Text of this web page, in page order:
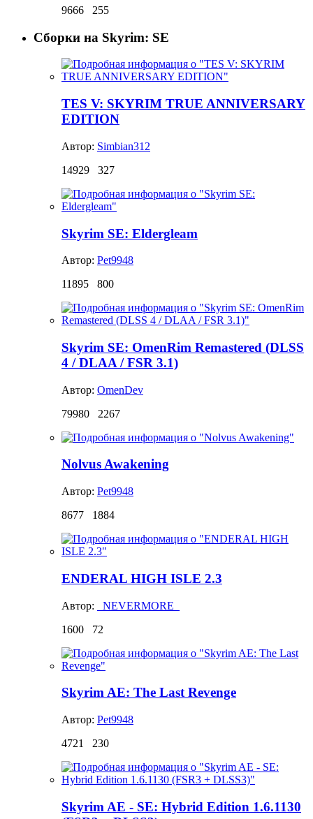
9666
255
Сборки на Skyrim: SE
TES V: SKYRIM TRUE ANNIVERSARY
EDITION
Автор: Simbian312
14929
327
Skyrim SE: Eldergleam
Автор: Pet9948
11895
800
Skyrim SE: OmenRim Remastered (DLSS
4 / DLAA / FSR 3.1)
Автор: OmenDev
79980
2267
Nolvus Awakening
Автор: Pet9948
8677
1884
ENDERAL HIGH ISLE 2.3
Автор:
_NEVERMORE_
1600
72
Skyrim AE: The Last Revenge
Автор: Pet9948
4721
230
Skyrim AE - SE: Hybrid Edition 1.6.1130